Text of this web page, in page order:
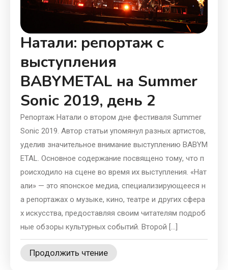
Натали: репортаж с
выступления
BABYMETAL на Summer
Sonic 2019, день 2
Репортаж Натали о втором дне фестиваля Summer
Sonic 2019. Автор статьи упомянул разных артистов,
уделив значительное внимание выступлению BABYM
ETAL. Основное содержание посвящено тому, что п
роисходило на сцене во время их выступления. «Нат
али» — это японское медиа, специализирующееся н
а репортажах о музыке, кино, театре и других сфера
х искусства, предоставляя своим читателям подроб
ные обзоры культурных событий. Второй […]
Продолжить чтение